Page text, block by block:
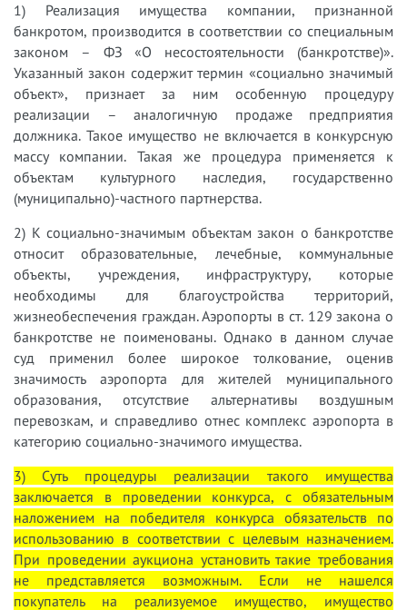
1) Реализация имущества компании, признанной
банкротом, производится в соответствии со специальным
законом – ФЗ «О несостоятельности (банкротстве)».
Указанный закон содержит термин «социально значимый
объект», признает за ним особенную процедуру
реализации – аналогичную продаже предприятия
должника. Такое имущество не включается в конкурсную
массу компании. Такая же процедура применяется к
объектам культурного наследия, государственно
(муниципально)-частного партнерства.
2) К социально-значимым объектам закон о банкротстве
относит образовательные, лечебные, коммунальные
объекты, учреждения, инфраструктуру, которые
необходимы для благоустройства территорий,
жизнеобеспечения граждан. Аэропорты в ст. 129 закона о
банкротстве не поименованы. Однако в данном случае
суд применил более широкое толкование, оценив
значимость аэропорта для жителей муниципального
образования, отсутствие альтернативы воздушным
перевозкам, и справедливо отнес комплекс аэропорта в
категорию социально-значимого имущества.
3) Суть процедуры реализации такого имущества
заключается в проведении конкурса, с обязательным
наложением на победителя конкурса обязательств по
использованию в соответствии с целевым назначением.
При проведении аукциона установить такие требования
не представляется возможным. Если не нашелся
покупатель на реализуемое имущество, имущество